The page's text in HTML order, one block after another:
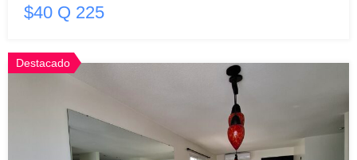
$40 Q 225
Destacado